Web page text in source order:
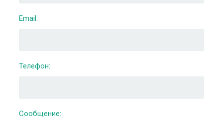
Email:
Телефон:
Сообщение: